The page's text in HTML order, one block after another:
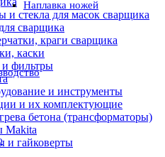
Наплавка ножей
и стекла для масок сварщика
сварщика
краги сварщика
каски
и фильтры
и инструменты
и их комплектующие
бетона (трансформаторы)
Makita
и гайковерты